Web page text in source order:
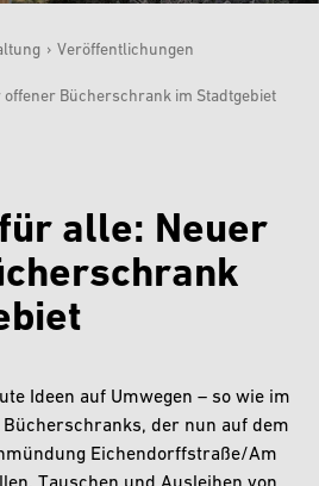
› Veröffentlichungen
Bücherschrank im Stadtgebiet
alle: Neuer
Ideen auf Umwegen – so wie im
Bücherschranks, der nun auf dem
Eichendorffstraße/Am